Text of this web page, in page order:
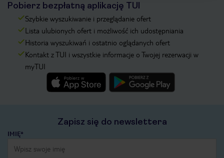
Pobierz bezpłatną aplikację TUI
Szybkie wyszukiwanie i przeglądanie ofert
Lista ulubionych ofert i możliwość ich udostępniania
Historia wyszukiwań i ostatnio oglądanych ofert
Kontakt z TUI i wszystkie informacje o Twojej rezerwacji w
myTUI
Zapisz się do newslettera
IMIĘ*